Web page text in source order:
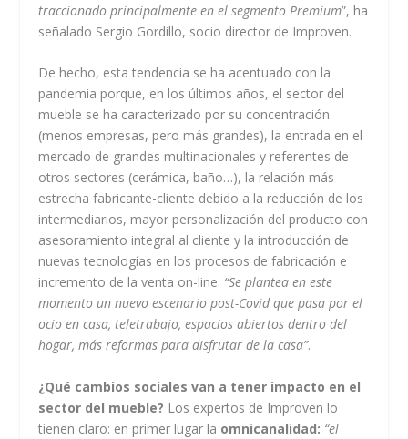
traccionado principalmente en el segmento Premium”, ha
señalado Sergio Gordillo, socio director de Improven.
De hecho, esta tendencia se ha acentuado con la
pandemia porque, en los últimos años, el sector del
mueble se ha caracterizado por su concentración
(menos empresas, pero más grandes), la entrada en el
mercado de grandes multinacionales y referentes de
otros sectores (cerámica, baño…), la relación más
estrecha fabricante-cliente debido a la reducción de los
intermediarios, mayor personalización del producto con
asesoramiento integral al cliente y la introducción de
nuevas tecnologías en los procesos de fabricación e
incremento de la venta on-line. “Se plantea en este
momento un nuevo escenario post-Covid que pasa por el
ocio en casa, teletrabajo, espacios abiertos dentro del
hogar, más reformas para disfrutar de la casa”.
¿Qué cambios sociales van a tener impacto en el
sector del mueble? Los expertos de Improven lo
tienen claro: en primer lugar la omnicanalidad: “el